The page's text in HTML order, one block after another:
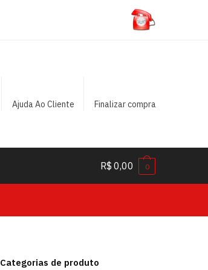
Ajuda Ao Cliente Finalizar compra
R$ 0,00 0
Categorias de produto